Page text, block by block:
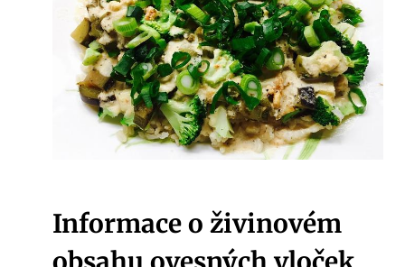
Informace o živinovém